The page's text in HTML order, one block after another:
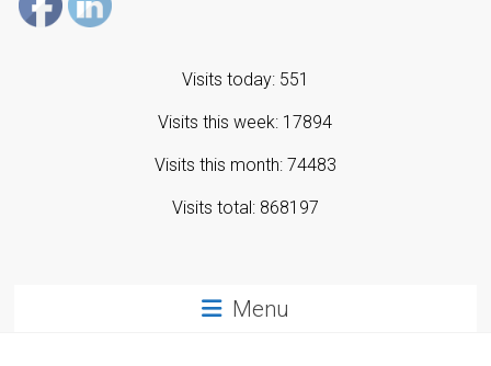
Visits today: 551
Visits this week: 17894
Visits this month: 74483
Visits total: 868197
Menu